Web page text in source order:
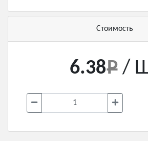
Стоимость
6.38 /